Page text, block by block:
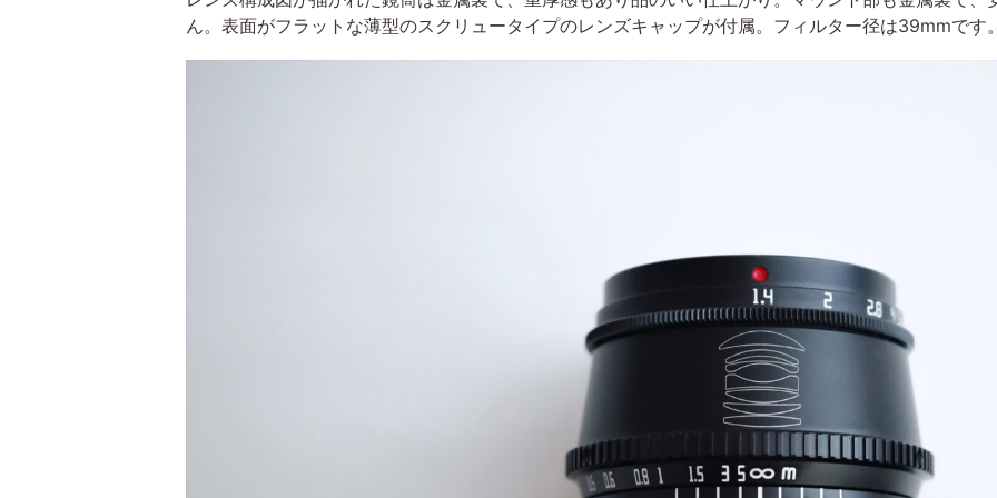
ん。表面がフラットな薄型のスクリュータイプのレンズキャップが付属。フィルター径は39mmです